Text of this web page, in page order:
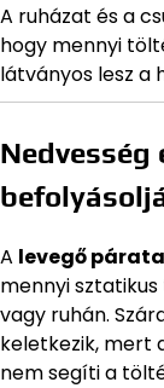
A ruházat és a
hogy mennyi
látványos lesz a
Nedvesség
A levegő
mennyi
vagy ruhán.
keletkezik, mert
nem segíti a